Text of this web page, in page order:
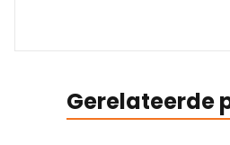
Gerelateerde